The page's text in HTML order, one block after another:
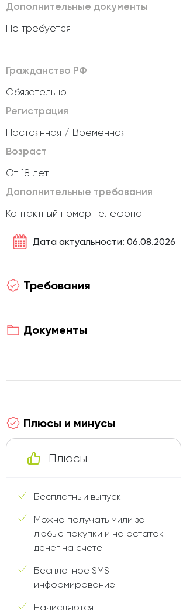
Дополнительные документы
Не требуется
Гражданство РФ
Обязательно
Регистрация
Постоянная / Временная
Возраст
От 18 лет
Дополнительные требования
Контактный номер телефона
Дата актуальности: 06.08.2026
Требования
Документы
Плюсы и минусы
Плюсы
Бесплатный выпуск
Можно получать мили за
любые покупки и на остаток
денег на счете
Бесплатное SMS-
информирование
Начисляются